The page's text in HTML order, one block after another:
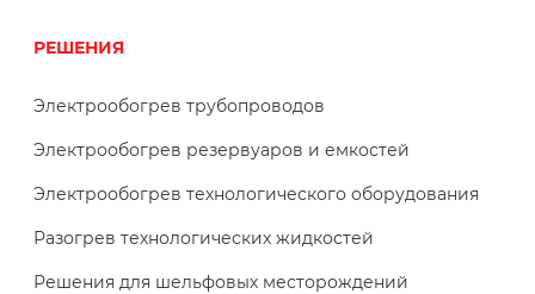
РЕШЕНИЯ
Электрообогрев трубопроводов
Электрообогрев резервуаров и емкостей
Электрообогрев технологического оборудования
Разогрев технологических жидкостей
Решения для шельфовых месторождений